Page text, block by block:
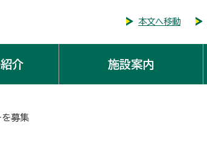
本文へ移動
介 施設案内
募集